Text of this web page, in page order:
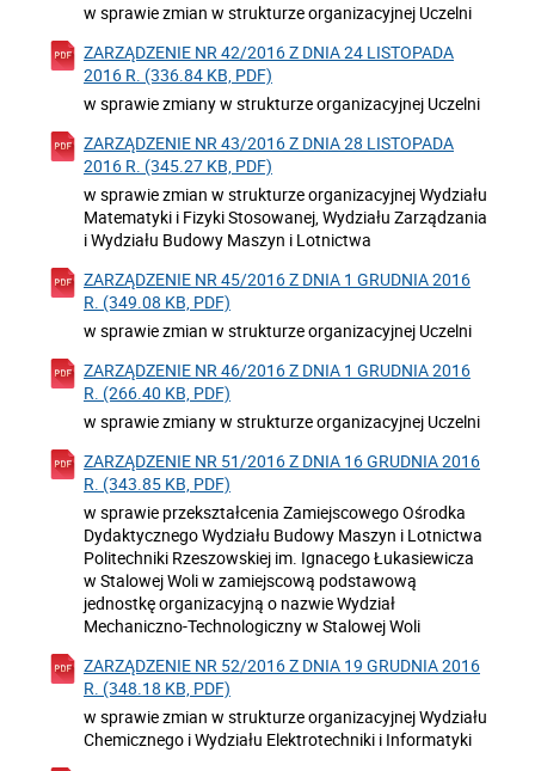
w sprawie zmian w strukturze organizacyjnej Uczelni
ZARZĄDZENIE NR 42/2016 Z DNIA 24 LISTOPADA
2016 R. (336.84 KB, PDF)
w sprawie zmiany w strukturze organizacyjnej Uczelni
ZARZĄDZENIE NR 43/2016 Z DNIA 28 LISTOPADA
2016 R. (345.27 KB, PDF)
w sprawie zmian w strukturze organizacyjnej Wydziału
Matematyki i Fizyki Stosowanej, Wydziału Zarządzania
i Wydziału Budowy Maszyn i Lotnictwa
ZARZĄDZENIE NR 45/2016 Z DNIA 1 GRUDNIA 2016
R. (349.08 KB, PDF)
w sprawie zmian w strukturze organizacyjnej Uczelni
ZARZĄDZENIE NR 46/2016 Z DNIA 1 GRUDNIA 2016
R. (266.40 KB, PDF)
w sprawie zmiany w strukturze organizacyjnej Uczelni
ZARZĄDZENIE NR 51/2016 Z DNIA 16 GRUDNIA 2016
R. (343.85 KB, PDF)
w sprawie przekształcenia Zamiejscowego Ośrodka
Dydaktycznego Wydziału Budowy Maszyn i Lotnictwa
Politechniki Rzeszowskiej im. Ignacego Łukasiewicza
w Stalowej Woli w zamiejscową podstawową
jednostkę organizacyjną o nazwie Wydział
Mechaniczno-Technologiczny w Stalowej Woli
ZARZĄDZENIE NR 52/2016 Z DNIA 19 GRUDNIA 2016
R. (348.18 KB, PDF)
w sprawie zmian w strukturze organizacyjnej Wydziału
Chemicznego i Wydziału Elektrotechniki i Informatyki